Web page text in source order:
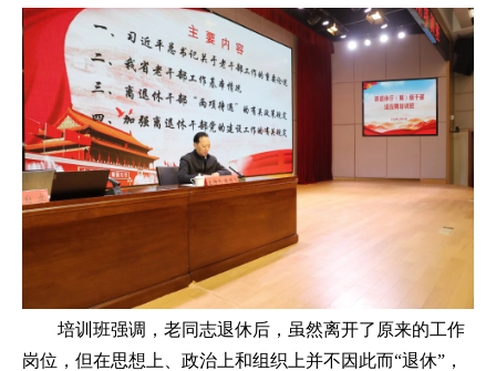
培训班强调，老同志退休后，虽然离开了原来的工作
岗位，但在思想上、政治上和组织上并不因此而“退休”，